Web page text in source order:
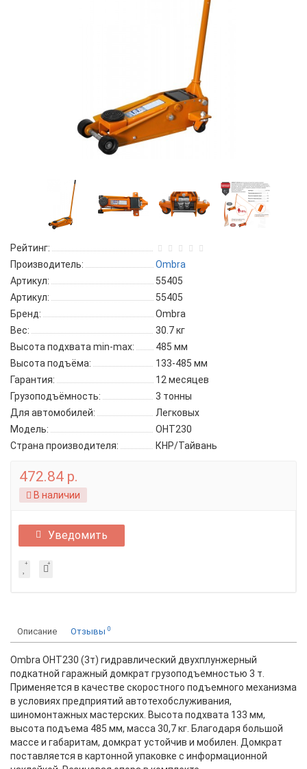
Рейтинг:
Производитель:
Ombra
Артикул:
55405
Артикул:
55405
Бренд:
Ombra
Вес:
30.7 кг
Высота подхвата min-max:
485 мм
Высота подъёма:
133-485 мм
Гарантия:
12 месяцев
Грузоподъёмность:
3 тонны
Для автомобилей:
Легковых
Модель:
OHT230
Страна производителя:
КНР/Тайвань
472.84 р.
В наличии
Уведомить
Описание Отзывы 0
Ombra OHT230 (3т) гидравлический двухплунжерный
подкатной гаражный домкрат грузоподъемностью 3 т.
Применяется в качестве скоростного подъемного механизма
в условиях предприятий автотехобслуживания,
шиномонтажных мастерских. Высота подхвата 133 мм,
высота подъема 485 мм, масса 30,7 кг. Благодаря большой
массе и габаритам, домкрат устойчив и мобилен. Домкрат
поставляется в картонной упаковке с информационной